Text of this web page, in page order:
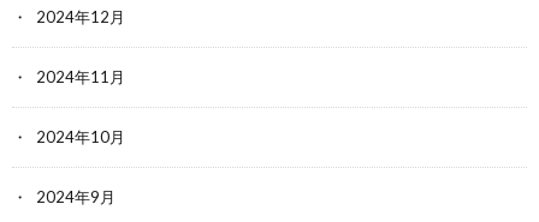
2024年12月
2024年11月
2024年10月
2024年9月